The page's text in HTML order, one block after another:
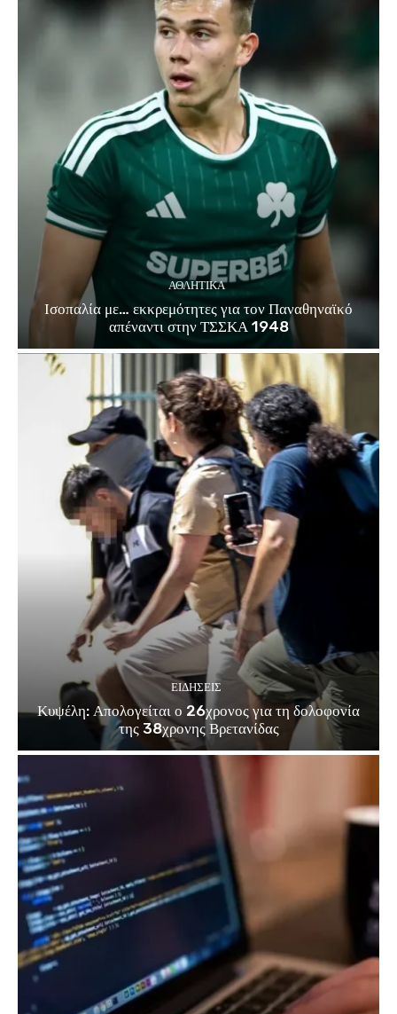
ΑΘΛΗΤΙΚΑ
Ισοπαλία με… εκκρεμότητες για τον Παναθηναϊκό
απέναντι στην ΤΣΣΚΑ 1948
ΕΙΔΗΣΕΙΣ
Κυψέλη: Απολογείται ο 26χρονος για τη δολοφονία
της 38χρονης Βρετανίδας